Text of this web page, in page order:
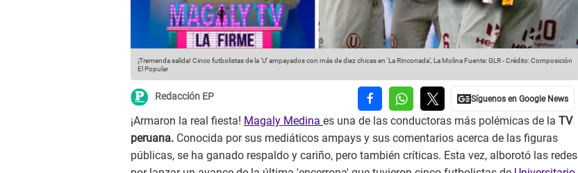
¡Tremenda salida! Cinco futbolistas de la ‘U’ ampayados con más de diez chicas en ‘La Rinconada’, La Molina Fuente: GLR-Crédito: Composición
El Popular
Redacción EP
¡Armaron la real fiesta! Magaly Medina es una de las conductoras más polémicas de la TV
peruana. Conocida por sus mediáticos ampays y sus comentarios acerca de las figuras
públicas, se ha ganado respaldo y cariño, pero también críticas. Esta vez, alborotó las redes